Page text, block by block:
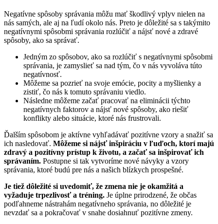
Negatívne spôsoby správania môžu mať škodlivý vplyv nielen na
nás samých, ale aj na ľudí okolo nás. Preto je dôležité sa s takýmito
negatívnymi spôsobmi správania rozlúčiť a nájsť nové a zdravé
spôsoby, ako sa správať.
Jedným zo spôsobov, ako sa rozlúčiť s negatívnymi spôsobmi
správania, je zamyslieť sa nad tým, čo v nás vyvoláva túto
negatívnosť.
Môžeme sa pozrieť na svoje emócie, pocity a myšlienky a
zistiť, čo nás k tomuto správaniu viedlo.
Následne môžeme začať pracovať na eliminácii týchto
negatívnych faktorov a nájsť nové spôsoby, ako riešiť
konflikty alebo situácie, ktoré nás frustrovali.
Ďalším spôsobom je aktívne vyhľadávať pozitívne vzory a snažiť sa
ich nasledovať. Môžeme si nájsť inšpiráciu v ľuďoch, ktorí majú
zdravý a pozitívny prístup k životu, a začať sa inšpirovať ich
správaním. Postupne si tak vytvoríme nové návyky a vzory
správania, ktoré budú pre nás a našich blízkych prospešné.
Je tiež dôležité si uvedomiť, že zmena nie je okamžitá a
vyžaduje trpezlivosť a tréning. Je úplne prirodzené, že občas
podľahneme nástrahám negatívneho správania, no dôležité je
nevzdať sa a pokračovať v snahe dosiahnuť pozitívne zmeny.